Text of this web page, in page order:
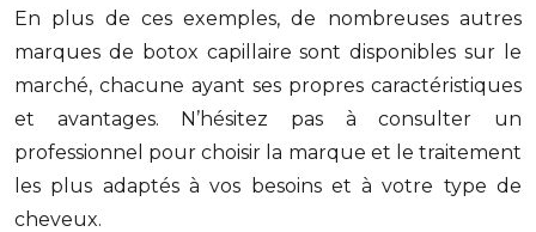
En plus de ces exemples, de nombreuses autres
marques de botox capillaire sont disponibles sur le
marché, chacune ayant ses propres caractéristiques
et avantages. N’hésitez pas à consulter un
professionnel pour choisir la marque et le traitement
les plus adaptés à vos besoins et à votre type de
cheveux.